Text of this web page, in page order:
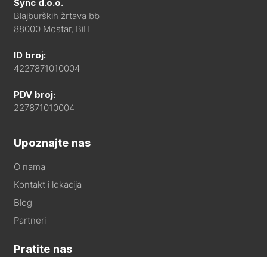
Sync d.o.o.
Blajburških žrtava bb
88000 Mostar, BiH
ID broj:
4227871010004
PDV broj:
227871010004
Upoznajte nas
O nama
Kontakt i lokacija
Blog
Partneri
Pratite nas